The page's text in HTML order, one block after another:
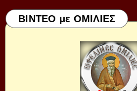
ΒΙΝΤΕΟ με ΟΜΙΛΙΕΣ